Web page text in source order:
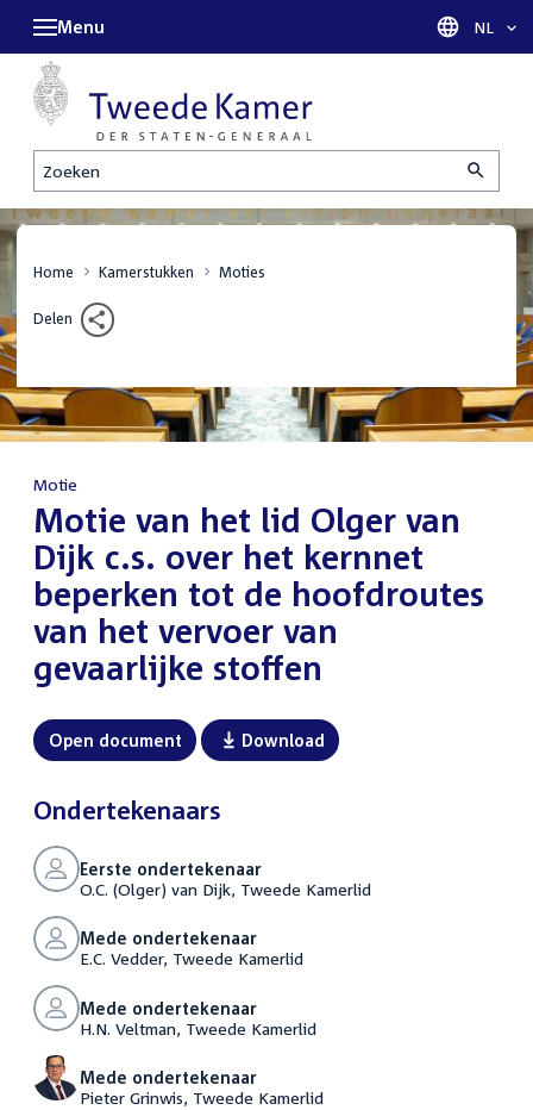
Zoeken
Menu Taal
NL
Home Kamerstukken Moties
Delen
Motie
:Motie van het lid Olger van
Dijk c.s. over het kernnet
beperken tot de hoofdroutes
van het vervoer van
gevaarlijke stoffen
Open document Download
Ondertekenaars
Eerste ondertekenaar
O.C. (Olger) van Dijk, Tweede Kamerlid
Mede ondertekenaar
E.C. Vedder, Tweede Kamerlid
Mede ondertekenaar
H.N. Veltman, Tweede Kamerlid
Mede ondertekenaar
Pieter Grinwis, Tweede Kamerlid